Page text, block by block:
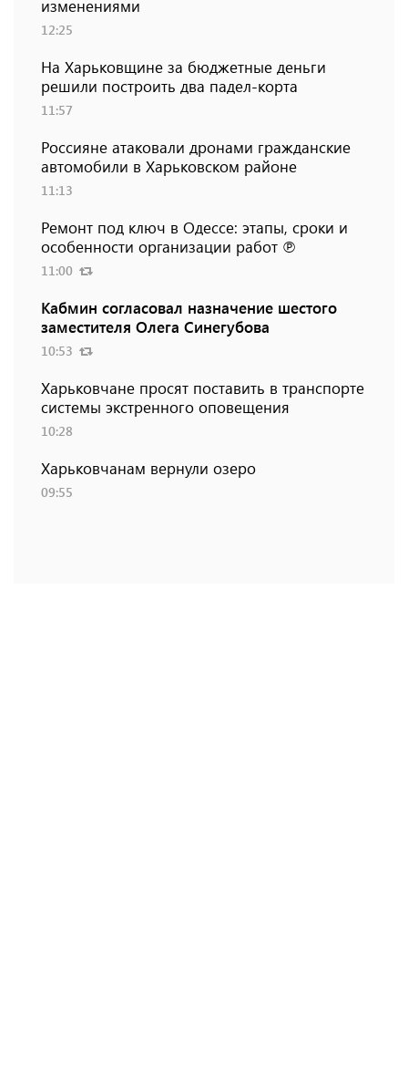
изменениями
12:25
На Харьковщине за бюджетные деньги
решили построить два падел-корта
11:57
Россияне атаковали дронами гражданские
автомобили в Харьковском районе
11:13
Ремонт под ключ в Одессе: этапы, сроки и
особенности организации работ ℗
11:00
Кабмин согласовал назначение шестого
заместителя Олега Синегубова
10:53
Харьковчане просят поставить в транспорте
системы экстренного оповещения
10:28
Харьковчанам вернули озеро
09:55